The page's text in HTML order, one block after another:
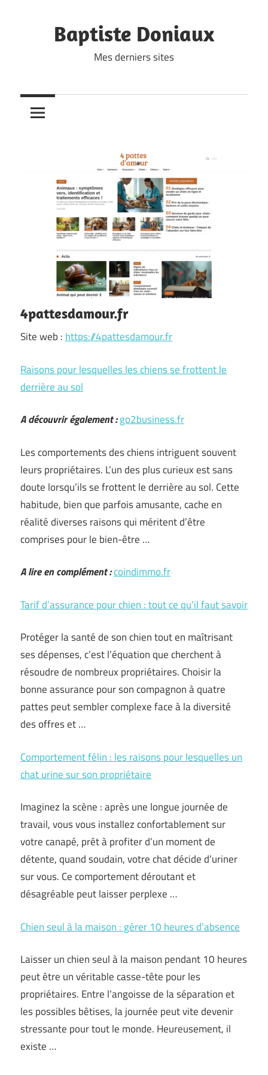
Baptiste Doniaux
Mes derniers sites
4pattesdamour.fr
Site web : https://4pattesdamour.fr
Raisons pour lesquelles les chiens se frottent le
derrière au sol
A découvrir également :go2business.fr
Les comportements des chiens intriguent souvent
leurs propriétaires. L’un des plus curieux est sans
doute lorsqu’ils se frottent le derrière au sol. Cette
habitude, bien que parfois amusante, cache en
réalité diverses raisons qui méritent d’être
comprises pour le bien-être …
A lire en complément :coindimmo.fr
Tarif d’assurance pour chien : tout ce qu’il faut savoir
Protéger la santé de son chien tout en maîtrisant
ses dépenses, c’est l’équation que cherchent à
résoudre de nombreux propriétaires. Choisir la
bonne assurance pour son compagnon à quatre
pattes peut sembler complexe face à la diversité
des offres et …
Comportement félin : les raisons pour lesquelles un
chat urine sur son propriétaire
Imaginez la scène : après une longue journée de
travail, vous vous installez confortablement sur
votre canapé, prêt à profiter d’un moment de
détente, quand soudain, votre chat décide d’uriner
sur vous. Ce comportement déroutant et
désagréable peut laisser perplexe …
Chien seul à la maison : gérer 10 heures d’absence
Laisser un chien seul à la maison pendant 10 heures
peut être un véritable casse-tête pour les
propriétaires. Entre l’angoisse de la séparation et
les possibles bêtises, la journée peut vite devenir
stressante pour tout le monde. Heureusement, il
existe …